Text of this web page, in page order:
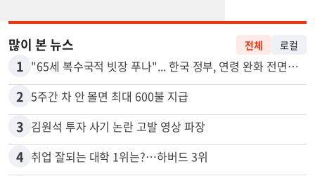
많이 본 뉴스 전체 로컬
1 "65세 복수국적 빗장 푸나"... 한국 정부, 연령 완화 전면 추진
2 5주간 차 안 몰면 최대 600불 지급
3 김원석 투자 사기 논란 고발 영상 파장
4 취업 잘되는 대학 1위는?…하버드 3위